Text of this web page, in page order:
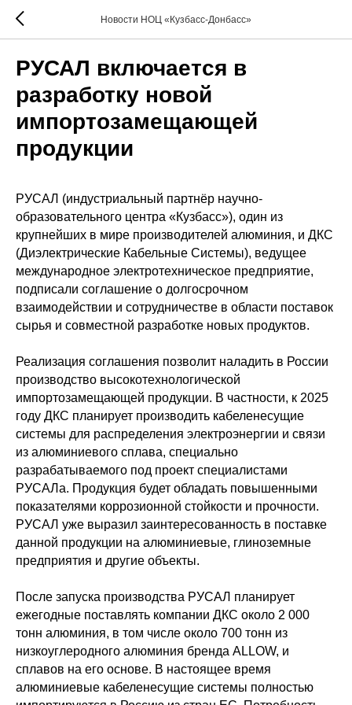
Новости НОЦ «Кузбасс-Донбасс»
РУСАЛ включается в
разработку новой
импортозамещающей
продукции
РУСАЛ (индустриальный партнёр научно-
образовательного центра «Кузбасс»), один из
крупнейших в мире производителей алюминия, и ДКС
(Диэлектрические Кабельные Системы), ведущее
международное электротехническое предприятие,
подписали соглашение о долгосрочном
взаимодействии и сотрудничестве в области поставок
сырья и совместной разработке новых продуктов.
Реализация соглашения позволит наладить в России
производство высокотехнологической
импортозамещающей продукции. В частности, к 2025
году ДКС планирует производить кабеленесущие
системы для распределения электроэнергии и связи
из алюминиевого сплава, специально
разрабатываемого под проект специалистами
РУСАЛа. Продукция будет обладать повышенными
показателями коррозионной стойкости и прочности.
РУСАЛ уже выразил заинтересованность в поставке
данной продукции на алюминиевые, глиноземные
предприятия и другие объекты.
После запуска производства РУСАЛ планирует
ежегодные поставлять компании ДКС около 2 000
тонн алюминия, в том числе около 700 тонн из
низкоуглеродного алюминия бренда ALLOW, и
сплавов на его основе. В настоящее время
алюминиевые кабеленесущие системы полностью